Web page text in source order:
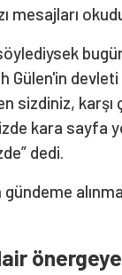
mesajları
Gülen'in
sizdiniz, karşı
kara sayfa
dedi.